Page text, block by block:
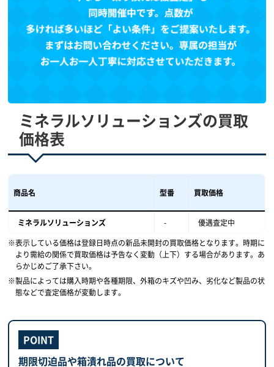
ミネラルソリューションズの買取
価格表
商品名 型番 買取価格
ミネラルソリューションズ -
優遇査定中
表示している価格は登録日時点の新品未開封の買取価格となります。時期に
より需給の関係で買取価格は予告なく変動（上下）する場合があります。あ
らかじめご了承下さい。
製品によっては購入時期や各種期限、外箱のキズや凹み、劣化など製品の状
態などで査定価格が変動します。
期限切迫品や箱潰れ品の買取について